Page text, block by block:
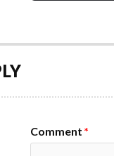
Comment *